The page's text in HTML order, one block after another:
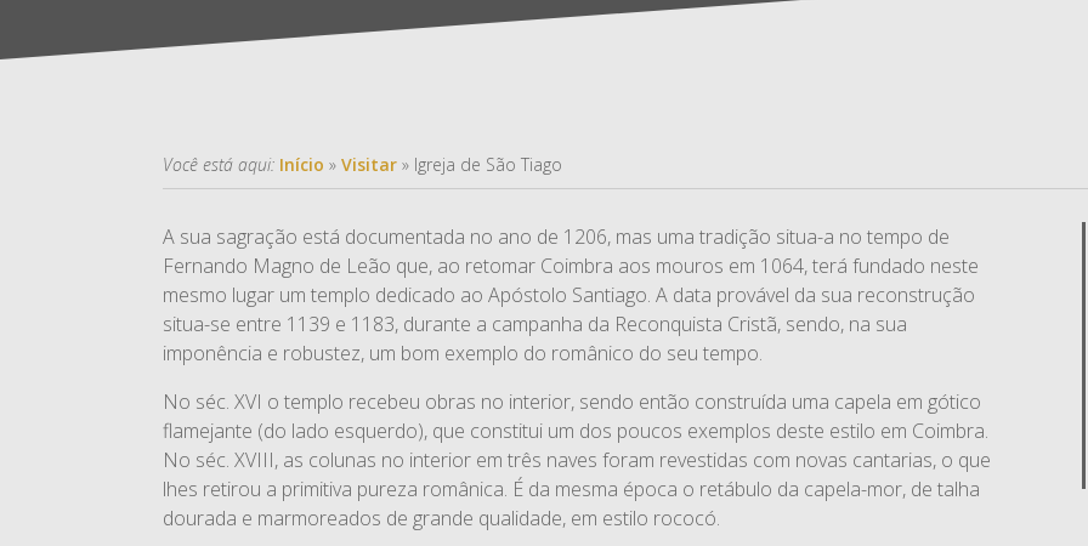
Você está aqui: Início »Visitar » Igreja de São Tiago
A sua sagração está documentada no ano de 1206, mas uma tradição situa-a no tempo de
Fernando Magno de Leão que, ao retomar Coimbra aos mouros em 1064, terá fundado neste
mesmo lugar um templo dedicado ao Apóstolo Santiago. A data provável da sua reconstrução
situa-se entre 1139 e 1183, durante a campanha da Reconquista Cristã, sendo, na sua
imponência e robustez, um bom exemplo do românico do seu tempo.
No séc. XVI o templo recebeu obras no interior, sendo então construída uma capela em gótico
flamejante (do lado esquerdo), que constitui um dos poucos exemplos deste estilo em Coimbra.
No séc. XVIII, as colunas no interior em três naves foram revestidas com novas cantarias, o que
lhes retirou a primitiva pureza românica. É da mesma época o retábulo da capela-mor, de talha
dourada e marmoreados de grande qualidade, em estilo rococó.